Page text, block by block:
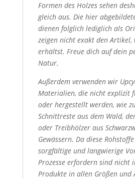
Formen des Holzes sehen
gleich aus. Die hier
dienen folglich lediglich als
zeigen nicht exakt den Artikel,
erhältst. Freue dich auf dein
Natur.
Außerdem verwenden wir
Materialien, die nicht explizit
oder hergestellt werden, wie
Schnittreste aus dem Wald,
oder Treibhölzer aus
Gewässern. Da diese
sorgfältige und langwierige
Prozesse erfordern sind nicht
Produkte in allen Größen und